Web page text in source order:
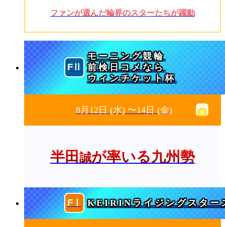
ファンが選んだ輪界のスターたちが躍動
モーニング競輪
前検日コメなら
ウィンチケット杯
8月12日(水) 〜14日(金)
半田誠が率いる九州勢
KEIRINライジングスター